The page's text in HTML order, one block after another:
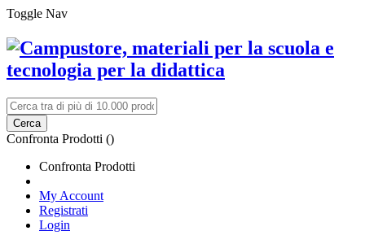
Toggle Nav
Cerca
Confronta Prodotti ()
Confronta Prodotti
My Account
Registrati
Login